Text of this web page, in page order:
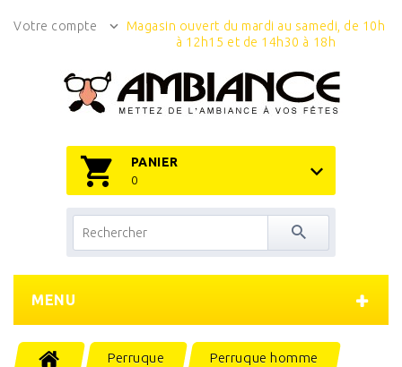
Votre compte
Magasin ouvert du mardi au samedi, de 10h
à 12h15 et de 14h30 à 18h
PANIER
0
MENU
Perruque Perruque homme